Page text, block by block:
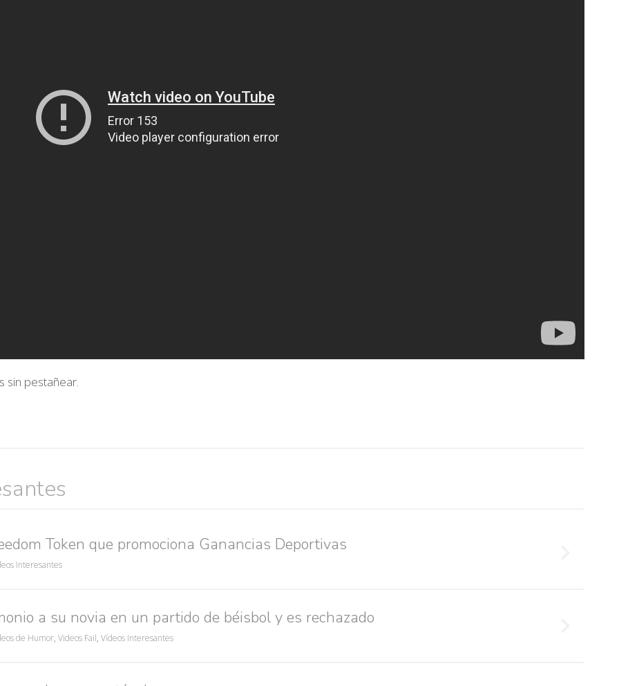
guapas
volver a nacer accidentes wtf rusos caídas fails
sin pestañear.
Token que promociona Ganancias Deportivas
Interesantes
a su novia en un partido de béisbol y es rechazado
de Humor, Videos Fail, Vídeos Interesantes